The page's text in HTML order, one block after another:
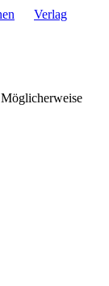
Verlag